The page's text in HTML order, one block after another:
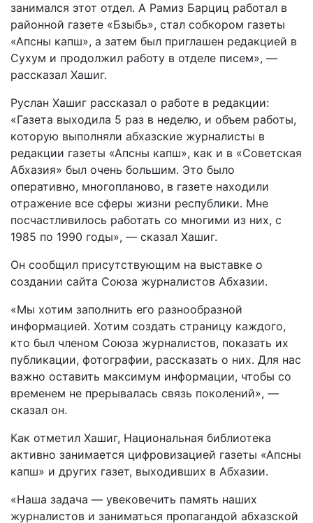
занимался этот отдел. А Рамиз Барциц работал в
районной газете «Бзыбь», стал собкором газеты
«Апсны капш», а затем был приглашен редакцией в
Сухум и продолжил работу в отделе писем», —
рассказал Хашиг.
Руслан Хашиг рассказал о работе в редакции:
«Газета выходила 5 раз в неделю, и объем работы,
которую выполняли абхазские журналисты в
редакции газеты «Апсны капш», как и в «Советская
Абхазия» был очень большим. Это было
оперативно, многопланово, в газете находили
отражение все сферы жизни республики. Мне
посчастливилось работать со многими из них, с
1985 по 1990 годы», — сказал Хашиг.
Он сообщил присутствующим на выставке о
создании сайта Союза журналистов Абхазии.
«Мы хотим заполнить его разнообразной
информацией. Хотим создать страницу каждого,
кто был членом Союза журналистов, показать их
публикации, фотографии, рассказать о них. Для нас
важно оставить максимум информации, чтобы со
временем не прерывалась связь поколений», —
сказал он.
Как отметил Хашиг, Национальная библиотека
активно занимается цифровизацией газеты «Апсны
капш» и других газет, выходивших в Абхазии.
«Наша задача — увековечить память наших
журналистов и заниматься пропагандой абхазской